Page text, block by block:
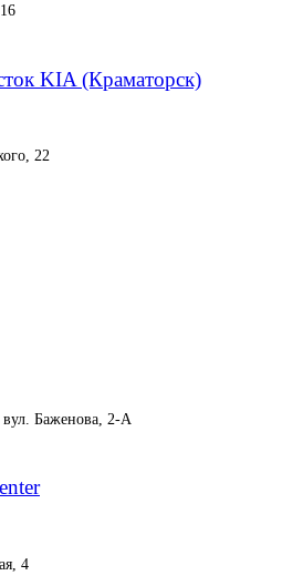
KIA (Краматорск)
22
вул. Баженова, 2-А
4